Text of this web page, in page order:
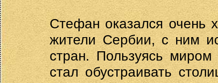
Стефан оказался очень
жители Сербии, с ним
стран. Пользуясь
стал обустраивать